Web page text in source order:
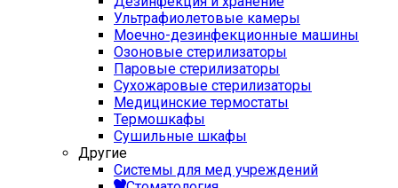
Ультрафиолетовые камеры
Моечно-дезинфекционные машины
Озоновые стерилизаторы
Паровые стерилизаторы
Сухожаровые стерилизаторы
Медицинские термостаты
Термошкафы
Сушильные шкафы
Другие
Системы для мед учреждений